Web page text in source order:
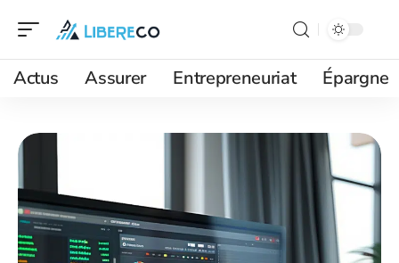
Actus Assurer Entrepreneuriat Épargne